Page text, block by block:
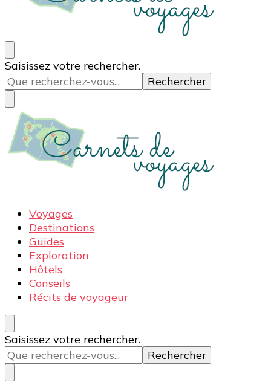
Carnets de voyages
Blog voyage à la découverte du monde, des idées
voyages, des conseils et avis sur les hôtelss
Vous
recherchiez
quelque
chose ?
Saisissez votre rechercher.
Carnets de voyages
Blog voyage à la découverte du monde, des idées
voyages, des conseils et avis sur les hôtelss
Voyages
Destinations
Guides
Exploration
Hôtels
Conseils
Récits de voyageur
Vous
recherchiez
quelque
chose ?
Saisissez votre rechercher.